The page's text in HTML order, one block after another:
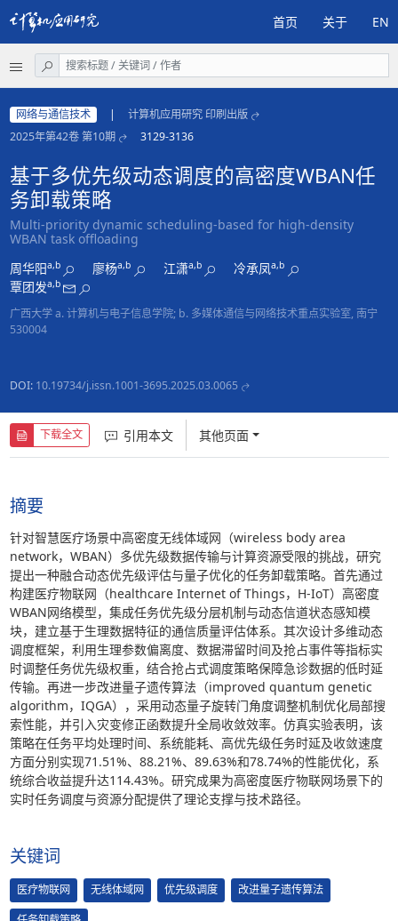
首页 关于 EN
网络与通信技术 |
计算机应用研究 印刷出版
2025年第42卷 第10期
3129-3136
基于多优先级动态调度的高密度WBAN任
务卸载策略
Multi-priority dynamic scheduling-based for high-density
WBAN task offloading
周华阳a,b 廖杨a,b 江潇a,b 冷承凤a,b
覃团发a,b
广西大学 a. 计算机与电子信息学院; b. 多媒体通信与网络技术重点实验室, 南宁
530004
DOI: 10.19734/j.issn.1001-3695.2025.03.0065
下载全文 引用本文 其他页面
摘要
针对智慧医疗场景中高密度无线体域网（wireless body area
network，WBAN）多优先级数据传输与计算资源受限的挑战，研究
提出一种融合动态优先级评估与量子优化的任务卸载策略。首先通过
构建医疗物联网（healthcare Internet of Things，H-IoT）高密度
WBAN网络模型，集成任务优先级分层机制与动态信道状态感知模
块，建立基于生理数据特征的通信质量评估体系。其次设计多维动态
调度框架，利用生理参数偏离度、数据滞留时间及抢占事件等指标实
时调整任务优先级权重，结合抢占式调度策略保障急诊数据的低时延
传输。再进一步改进量子遗传算法（improved quantum genetic
algorithm，IQGA），采用动态量子旋转门角度调整机制优化局部搜
索性能，并引入灾变修正函数提升全局收敛效率。仿真实验表明，该
策略在任务平均处理时间、系统能耗、高优先级任务时延及收敛速度
方面分别实现71.51%、88.21%、89.63%和78.74%的性能优化，系
统综合收益提升达114.43%。研究成果为高密度医疗物联网场景下的
实时任务调度与资源分配提供了理论支撑与技术路径。
关键词
医疗物联网 无线体域网 优先级调度
改进量子遗传算法